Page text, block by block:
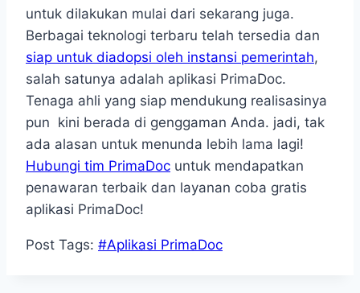
untuk dilakukan mulai dari sekarang juga.
Berbagai teknologi terbaru telah tersedia dan
siap untuk diadopsi oleh instansi pemerintah,
salah satunya adalah aplikasi PrimaDoc.
Tenaga ahli yang siap mendukung realisasinya
pun kini berada di genggaman Anda. jadi, tak
ada alasan untuk menunda lebih lama lagi!
Hubungi tim PrimaDoc untuk mendapatkan
penawaran terbaik dan layanan coba gratis
aplikasi PrimaDoc!
Post Tags: #Aplikasi PrimaDoc